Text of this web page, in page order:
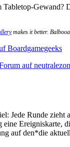
Tabletop-Gewand?
makes it better.
Boardgamegeeks
auf
Jede Runde zieht
Ereigniskarte,
auf den*die